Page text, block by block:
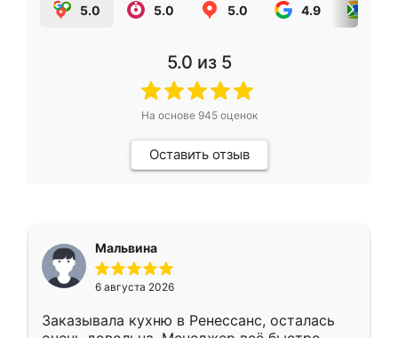
5.0 5.0 5.0 4.9
5.0 из 5
На основе 945оценок
Оставить отзыв
Мальвина
6 августа 2026
Заказывала кухню в Ренессанс, осталась